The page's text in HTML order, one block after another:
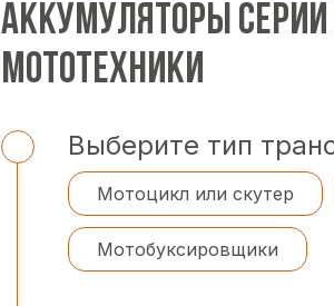
АККУМУЛЯТОРЫ СЕРИИ
МОТОТЕХНИКИ
Выберите тип
Мотоцикл или скутер
Мотобуксировщики